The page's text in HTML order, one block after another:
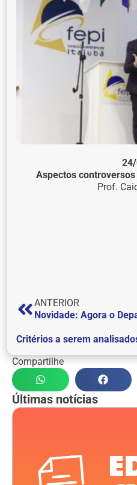
Aspectos
Prof.
ANTERIOR
Compartilhe
Últimas notícias